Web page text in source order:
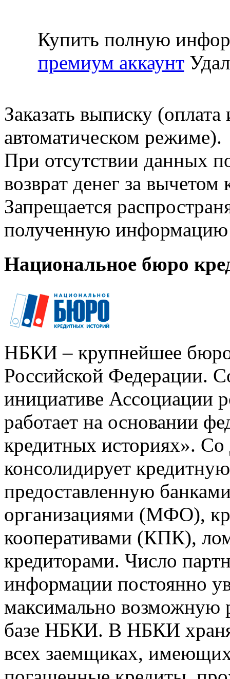
Купить полную
премиум аккаунт
Заказать выписку
автоматическом режиме).
При отсутствии данных
возврат денег за
Запрещается
полученную информацию
Национальное бюро
НБКИ – крупнейшее
Российской Федерации.
инициативе Ассоциации
работает на основании
кредитных историях».
консолидирует
предоставленную
организациями (МФО),
кооперативами (КПК),
кредиторами. Число
информации постоянно
максимально возможную
базе НБКИ. В НБКИ
всех заемщиках,